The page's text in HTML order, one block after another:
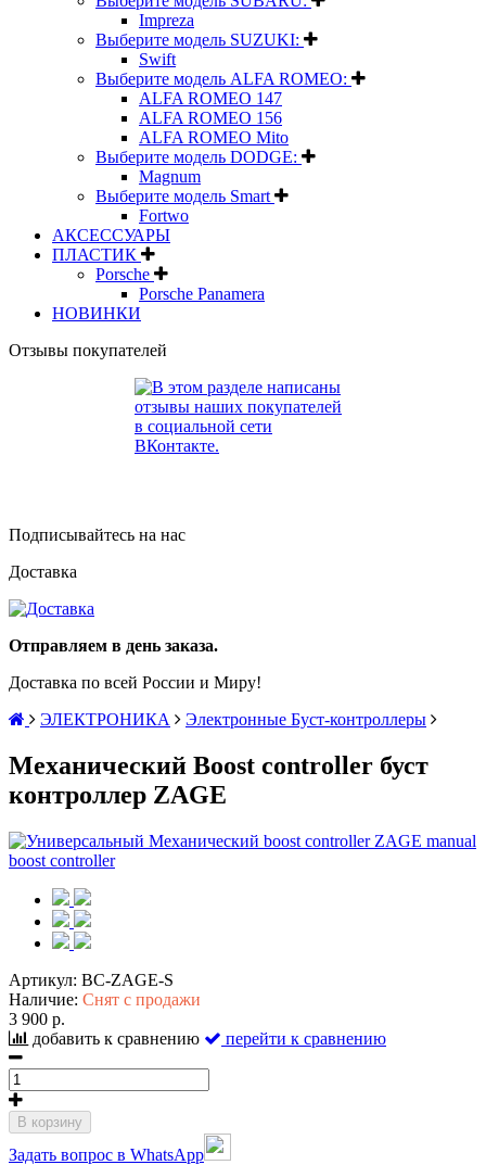
Impreza
Выберите модель SUZUKI:
Swift
Выберите модель ALFA ROMEO:
ALFA ROMEO 147
ALFA ROMEO 156
ALFA ROMEO Mito
Выберите модель DODGE:
Magnum
Выберите модель Smart
Fortwo
АКСЕССУАРЫ
ПЛАСТИК
Porsche
Porsche Panamera
НОВИНКИ
Отзывы покупателей
Подписывайтесь на нас
Доставка
Отправляем в день заказа.
Доставка по всей России и Миру!
ЭЛЕКТРОНИКА
Электронные Буст-контроллеры
Механический Boost controller буст
контроллер ZAGE
Артикул: BC-ZAGE-S
Наличие: Снят с продажи
3 900 р.
добавить к сравнению
перейти к сравнению
В корзину
Задать вопрос в WhatsApp